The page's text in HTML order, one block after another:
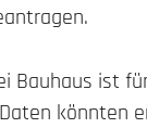
Bauhaus ist
könnten